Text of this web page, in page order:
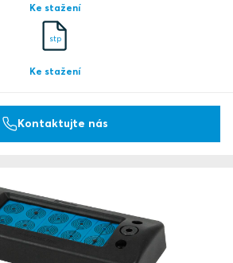
Ke stažení
stp
Ke stažení
Kontaktujte nás